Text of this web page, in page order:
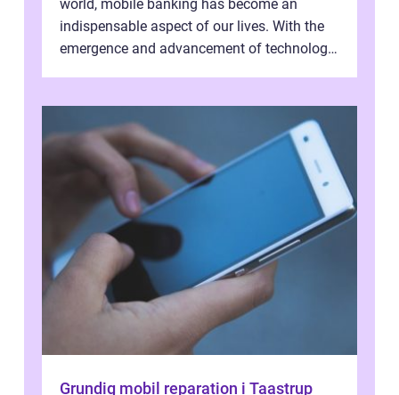
world, mobile banking has become an
indispensable aspect of our lives. With the
emergence and advancement of technology,
Grundig mobil reparation i Taastrup